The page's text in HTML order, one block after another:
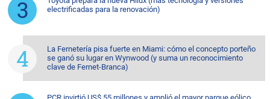
electrificadas para la renovación)
La Fernetería pisa fuerte en Miami: cómo el concepto porteño
se ganó su lugar en Wynwood (y suma un reconocimiento
clave de Fernet-Branca)